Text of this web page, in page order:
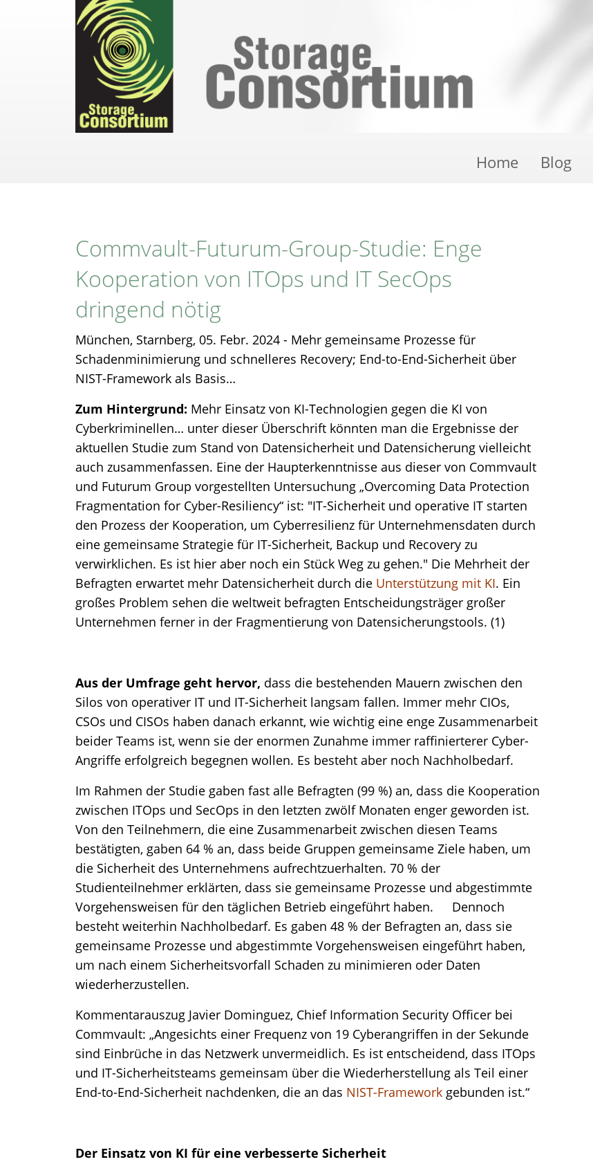
Home Blog
Commvault-Futurum-Group-Studie: Enge
Kooperation von ITOps und IT SecOps
dringend nötig
München, Starnberg, 05. Febr. 2024 - Mehr gemeinsame Prozesse für
Schadenminimierung und schnelleres Recovery; End-to-End-Sicherheit über
NIST-Framework als Basis…
Zum Hintergrund: Mehr Einsatz von KI-Technologien gegen die KI von
Cyberkriminellen… unter dieser Überschrift könnten man die Ergebnisse der
aktuellen Studie zum Stand von Datensicherheit und Datensicherung vielleicht
auch zusammenfassen. Eine der Haupterkenntnisse aus dieser von Commvault
und Futurum Group vorgestellten Untersuchung „Overcoming Data Protection
Fragmentation for Cyber-Resiliency“ ist: "IT-Sicherheit und operative IT starten
den Prozess der Kooperation, um Cyberresilienz für Unternehmensdaten durch
eine gemeinsame Strategie für IT-Sicherheit, Backup und Recovery zu
verwirklichen. Es ist hier aber noch ein Stück Weg zu gehen." Die Mehrheit der
Befragten erwartet mehr Datensicherheit durch die Unterstützung mit KI. Ein
großes Problem sehen die weltweit befragten Entscheidungsträger großer
Unternehmen ferner in der Fragmentierung von Datensicherungstools. (1)
Aus der Umfrage geht hervor, dass die bestehenden Mauern zwischen den
Silos von operativer IT und IT-Sicherheit langsam fallen. Immer mehr CIOs,
CSOs und CISOs haben danach erkannt, wie wichtig eine enge Zusammenarbeit
beider Teams ist, wenn sie der enormen Zunahme immer raffinierterer Cyber-
Angriffe erfolgreich begegnen wollen. Es besteht aber noch Nachholbedarf.
Im Rahmen der Studie gaben fast alle Befragten (99 %) an, dass die Kooperation
zwischen ITOps und SecOps in den letzten zwölf Monaten enger geworden ist.
Von den Teilnehmern, die eine Zusammenarbeit zwischen diesen Teams
bestätigten, gaben 64 % an, dass beide Gruppen gemeinsame Ziele haben, um
die Sicherheit des Unternehmens aufrechtzuerhalten. 70 % der
Studienteilnehmer erklärten, dass sie gemeinsame Prozesse und abgestimmte
Vorgehensweisen für den täglichen Betrieb eingeführt haben. Dennoch
besteht weiterhin Nachholbedarf. Es gaben 48 % der Befragten an, dass sie
gemeinsame Prozesse und abgestimmte Vorgehensweisen eingeführt haben,
um nach einem Sicherheitsvorfall Schaden zu minimieren oder Daten
wiederherzustellen.
Kommentarauszug Javier Dominguez, Chief Information Security Officer bei
Commvault: „Angesichts einer Frequenz von 19 Cyberangriffen in der Sekunde
sind Einbrüche in das Netzwerk unvermeidlich. Es ist entscheidend, dass ITOps
und IT-Sicherheitsteams gemeinsam über die Wiederherstellung als Teil einer
End-to-End-Sicherheit nachdenken, die an das NIST-Framework gebunden ist.“
Der Einsatz von KI für eine verbesserte Sicherheit